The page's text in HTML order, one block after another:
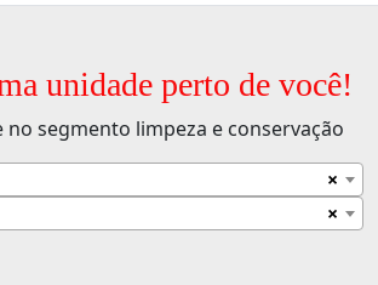
unidade perto de você!
no segmento limpeza e conservação
×
×